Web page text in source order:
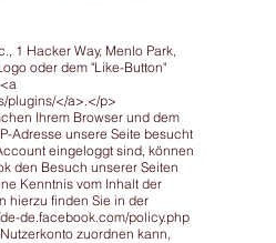
1 Hacker Way, Menlo Park,
oder dem "Like-Button"
plugins/</a>.</p>
Ihrem Browser und dem
Adresse unsere Seite besucht
eingeloggt sind, können
den Besuch unserer Seiten
Kenntnis vom Inhalt der
hierzu finden Sie in der
de.facebook.com/policy.php
zuordnen kann,